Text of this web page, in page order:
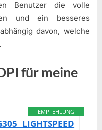
Benutzer die volle
und ein besseres
davon, welche
für meine
EMPFEHLUNG
LIGHTSPEED